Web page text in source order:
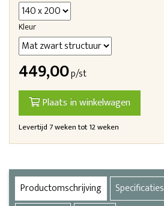
Kleur
449,00p/st
Plaats in winkelwagen
Levertijd 7 weken tot 12 weken
Productomschrijving Specificaties